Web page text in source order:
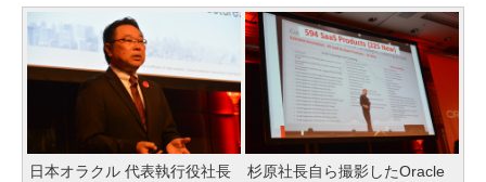
日本オラクル 代表執行役社長
杉原社長自ら撮影したOracle